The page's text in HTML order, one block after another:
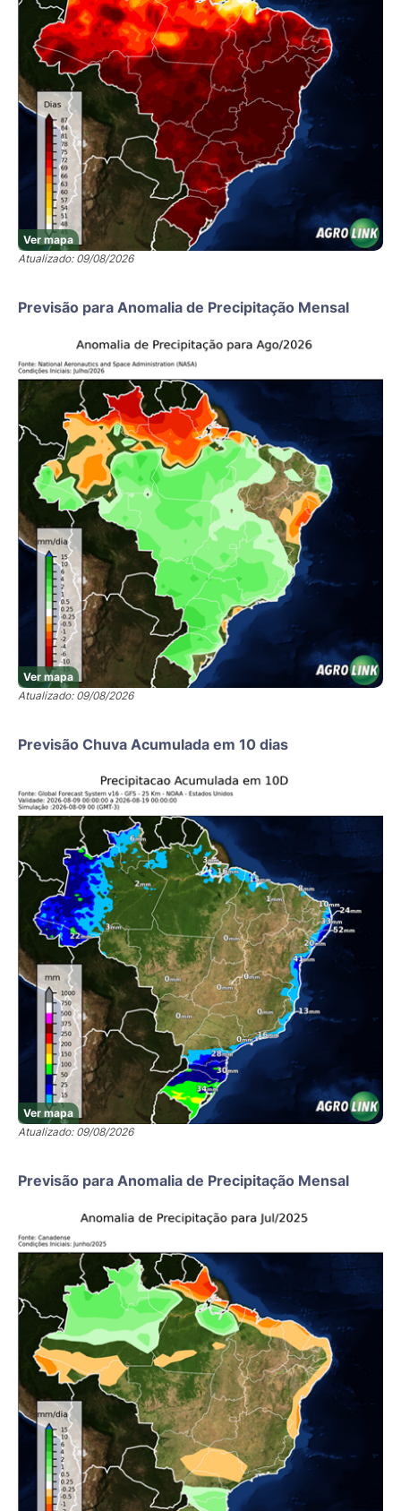
Ver mapa
Atualizado: 09/08/2026
Previsão para Anomalia de Precipitação Mensal
Ver mapa
Atualizado: 09/08/2026
Previsão Chuva Acumulada em 10 dias
Ver mapa
Atualizado: 09/08/2026
Previsão para Anomalia de Precipitação Mensal